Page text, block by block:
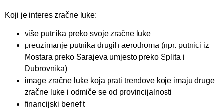
Koji je interes zračne luke:
više putnika preko svoje zračne luke
preuzimanje putnika drugih aerodroma (npr. putnici iz
Mostara preko Sarajeva umjesto preko Splita i
Dubrovnika)
image zračne luke koja prati trendove koje imaju druge
zračne luke i odmiče se od provincijalnosti
financijski benefit